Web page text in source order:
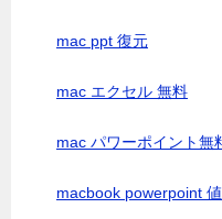
mac ppt 復元
mac エクセル 無料
mac パワーポイント無
macbook powerpoint